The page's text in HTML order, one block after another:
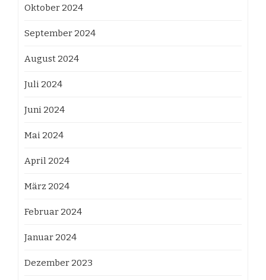
Oktober 2024
September 2024
August 2024
Juli 2024
Juni 2024
Mai 2024
April 2024
März 2024
Februar 2024
Januar 2024
Dezember 2023